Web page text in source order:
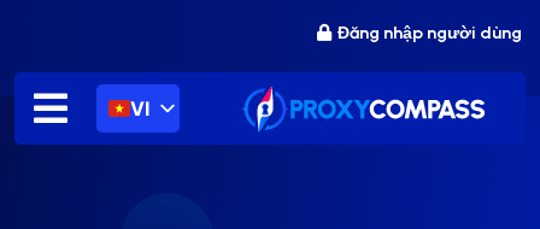
nội
dung
Đăng nhập người dùng
VI